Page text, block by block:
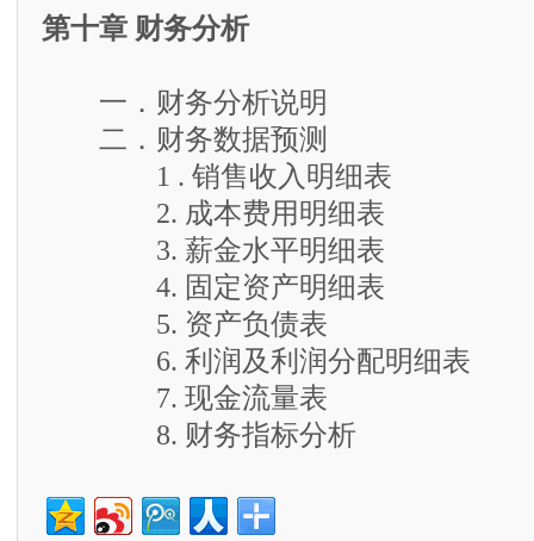
第十章 财务分析
一．财务分析说明
二．财务数据预测
1 . 销售收入明细表
2. 成本费用明细表
3. 薪金水平明细表
4. 固定资产明细表
5. 资产负债表
6. 利润及利润分配明细表
7. 现金流量表
8. 财务指标分析